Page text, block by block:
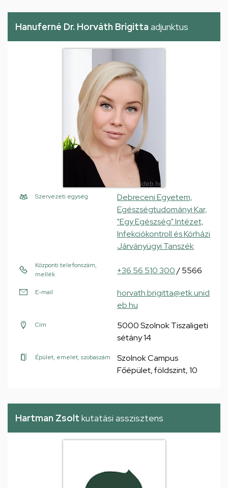
Hanuferné Dr. Horváth Brigitta adjunktus
Szervezeti egység
Debreceni Egyetem,
Egészségtudományi Kar,
"Egy Egészség" Intézet,
Infekciókontroll és Kórházi
Járványügyi Tanszék
Központi telefonszám,
mellék
+36 56 510 300/ 5566
E-mail
horvath.brigitta@etk.unid
eb.hu
Cím
5000 Szolnok Tiszaligeti
sétány 14
Épület, emelet, szobaszám
Szolnok Campus
Főépület, földszint, 10
Hartman Zsolt kutatási asszisztens